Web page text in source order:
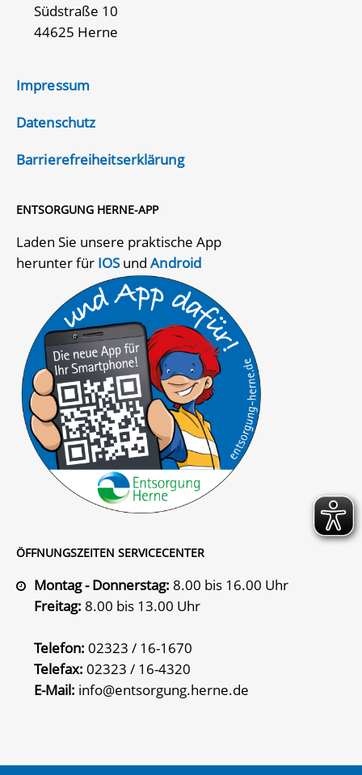
Südstraße 10
44625 Herne
Impressum
Datenschutz
Barrierefreiheitserklärung
ENTSORGUNG HERNE-APP
Laden Sie unsere praktische App
herunter für IOSundAndroid
ÖFFNUNGSZEITEN SERVICECENTER
Montag - Donnerstag: 8.00 bis 16.00 Uhr
Freitag: 8.00 bis 13.00 Uhr
Telefon: 02323 / 16-1670
Telefax: 02323 / 16-4320
E-Mail: info@entsorgung.herne.de